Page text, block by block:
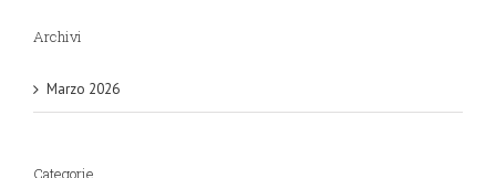
Archivi
Marzo 2026
Categorie